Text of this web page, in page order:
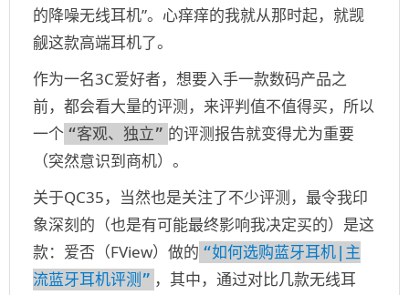
的降噪无线耳机”。心痒痒的我就从那时起，就觊
觎这款高端耳机了。
作为一名3C爱好者，想要入手一款数码产品之
前，都会看大量的评测，来评判值不值得买，所以
一个 “客观、独立” 的评测报告就变得尤为重要
（突然意识到商机）。
关于QC35，当然也是关注了不少评测，最令我印
象深刻的（也是有可能最终影响我决定买的）是这
款：爱否（FView）做的 “如何选购蓝牙耳机|主
流蓝牙耳机评测” ，其中，通过对比几款无线耳